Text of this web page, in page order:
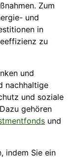
Zum
und
in
zu
und
nachhaltige
und soziale
gehören
und
indem Sie ein